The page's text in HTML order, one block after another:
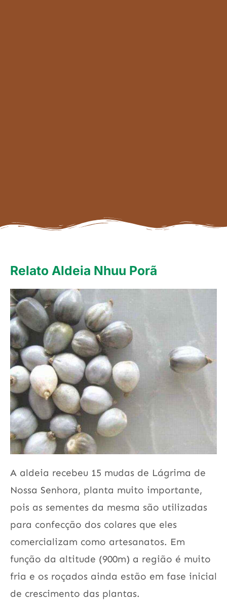
Relato Aldeia Nhuu Porã
A aldeia recebeu 15 mudas de Lágrima de
Nossa Senhora, planta muito importante,
pois as sementes da mesma são utilizadas
para confecção dos colares que eles
comercializam como artesanatos. Em
função da altitude (900m) a região é muito
fria e os roçados ainda estão em fase inicial
de crescimento das plantas.